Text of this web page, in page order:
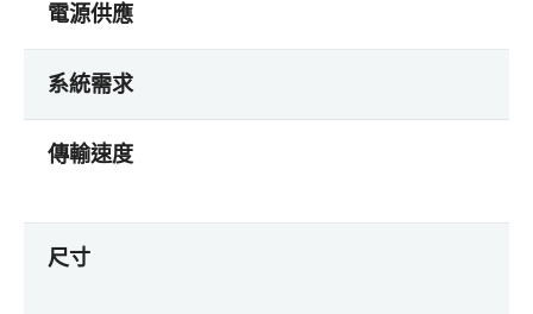
電源供應
系統需求
傳輸速度
尺寸